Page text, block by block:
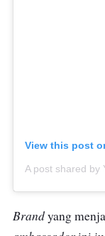
View this post
Brandyang